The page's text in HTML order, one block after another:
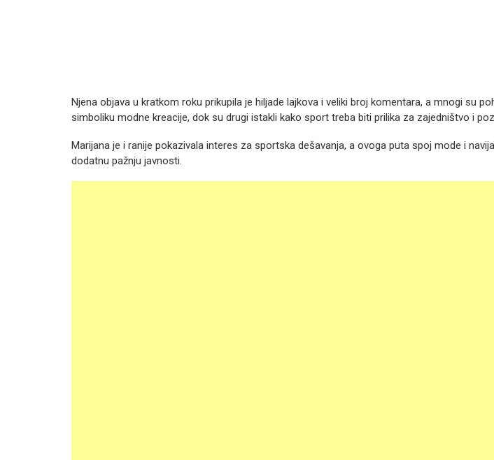
Njena objava u kratkom roku prikupila je hiljade lajkova i veliki broj komentara, a mnogi su
simboliku modne kreacije, dok su drugi istakli kako sport treba biti prilika za zajedništvo i
Marijana je i ranije pokazivala interes za sportska dešavanja, a ovoga puta spoj mode i
dodatnu pažnju javnosti.